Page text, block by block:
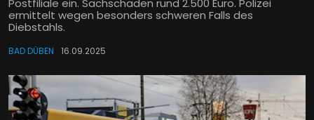
Postfiliale ein. Sachschaden rund 2.500 Euro. Polizei
ermittelt wegen besonders schweren Falls des
Diebstahls.
BAD DÜBEN 16.09.2025